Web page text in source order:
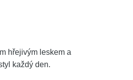
hřejivým leskem a
každý den.